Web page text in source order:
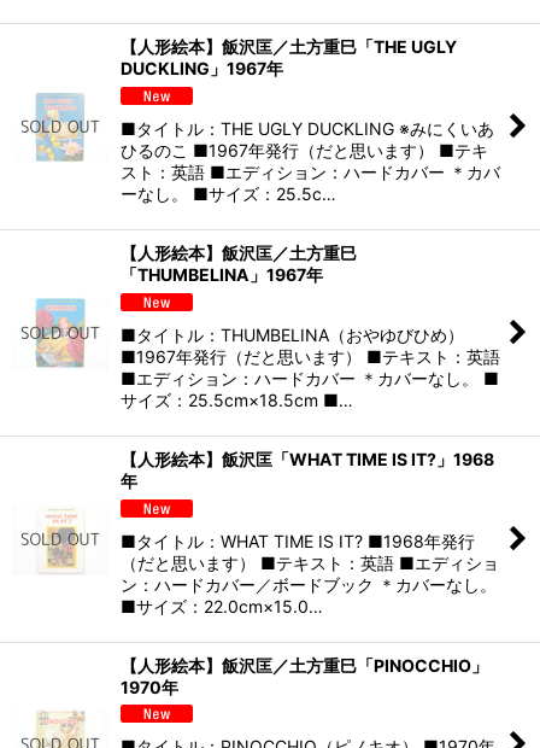
【人形絵本】飯沢匡／土方重巳「THE UGLY
DUCKLING」1967年
■タイトル：THE UGLY DUCKLING ※みにくいあ
ひるのこ ■1967年発行（だと思います） ■テキ
スト：英語 ■エディション：ハードカバー ＊カバ
ーなし。 ■サイズ：25.5c…
【人形絵本】飯沢匡／土方重巳
「THUMBELINA」1967年
■タイトル：THUMBELINA（おやゆびひめ）
■1967年発行（だと思います） ■テキスト：英語
■エディション：ハードカバー ＊カバーなし。 ■
サイズ：25.5cm×18.5cm ■…
【人形絵本】飯沢匡「WHAT TIME IS IT?」1968
年
■タイトル：WHAT TIME IS IT? ■1968年発行
（だと思います） ■テキスト：英語 ■エディショ
ン：ハードカバー／ボードブック ＊カバーなし。
■サイズ：22.0cm×15.0…
【人形絵本】飯沢匡／土方重巳「PINOCCHIO」
1970年